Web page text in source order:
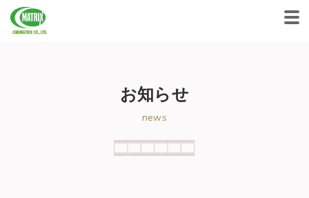
お知らせ
news